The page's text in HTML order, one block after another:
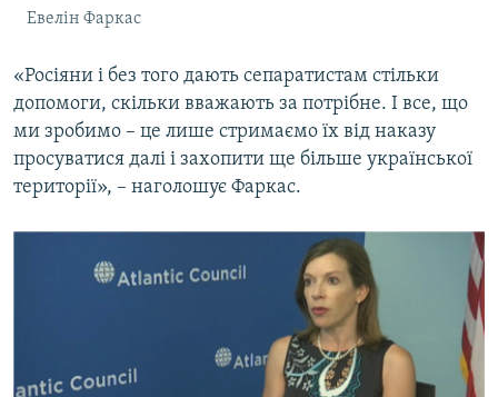
Евелін Фаркас
«Росіяни і без того дають сепаратистам стільки
допомоги, скільки вважають за потрібне. І все, що
ми зробимо – це лише стримаємо їх від наказу
просуватися далі і захопити ще більше української
території», – наголошує Фаркас.